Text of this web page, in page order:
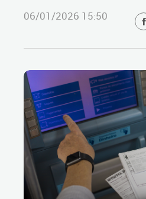
06/01/2026 15:50